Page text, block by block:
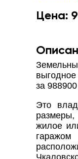
Цена:
за
Это
жилое